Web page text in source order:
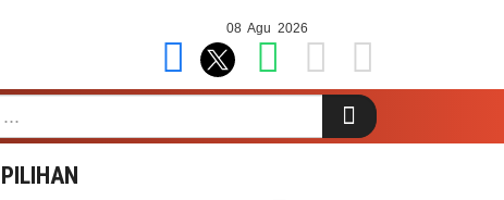
08 Agu 2026
PILIHAN